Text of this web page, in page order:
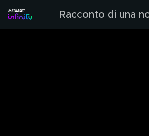
Racconto di una